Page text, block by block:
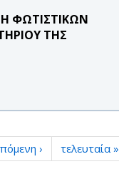
ΦΩΤΙΣΤΙΚΩΝ
ΤΗΣ
› τελευταία »